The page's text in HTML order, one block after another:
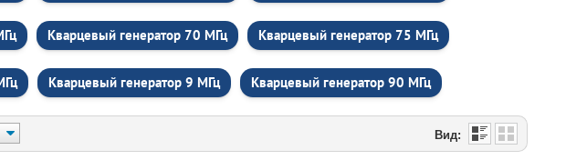
Кварцевый генератор 70 МГц Кварцевый генератор 75 МГц
Кварцевый генератор 9 МГц Кварцевый генератор 90 МГц
Вид: